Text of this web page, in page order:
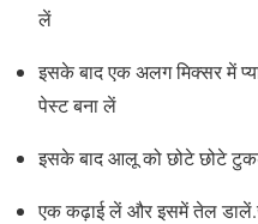
लें
इसके बाद एक अलग मिक्सर में
पेस्ट बना लें
इसके बाद आलू को छोटे छोटे
एक कढ़ाई लें और इसमें तेल